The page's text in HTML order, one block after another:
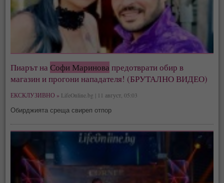
Пиарът на Софи Маринова предотврати обир в
магазин и прогони нападателя! (БРУТАЛНО ВИДЕО)
ЕКСКЛУЗИВНО » LifeOnline.bg | 11 август, 05:03
Обирджията среща свиреп отпор